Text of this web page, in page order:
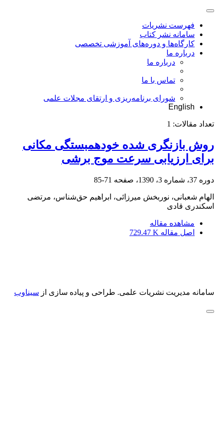
فهرست نشریات
سامانه نشر کتاب
کارگاه‌ها و دوره‌های آموزشی تخصصی
درباره ما
درباره ما
تماس با ما
شورای برنامه‌ریزی و ارتقای مجلات علمی
English
تعداد مقالات: 1
روش بازنگری شده خودهمبستگی مکانی
برای ارزیابی سرعت موج برشی
دوره 37، شماره 3، 1390، صفحه 71-85
الهام شعبانی، نوربخش میرزائی، ابراهیم حق‌شناس، مرتضی
اسکندری قادی
مشاهده مقاله
اصل مقاله 729.47 K
سامانه مدیریت نشریات علمی. طراحی و پیاده سازی از سیناوب